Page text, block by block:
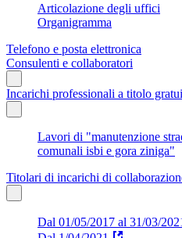
Articolazione degli uffici
Organigramma
Telefono e posta elettronica
Consulenti e collaboratori
Incarichi professionali a titolo
Lavori di "manutenzione
comunali isbi e gora ziniga"
Titolari di incarichi di
Dal 01/05/2017 al 31/03/